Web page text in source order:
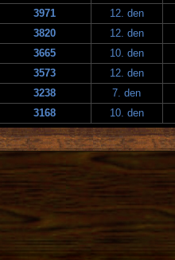
3971
12. den
3820
12. den
3665
10. den
3573
12. den
3238
7. den
3168 10. den